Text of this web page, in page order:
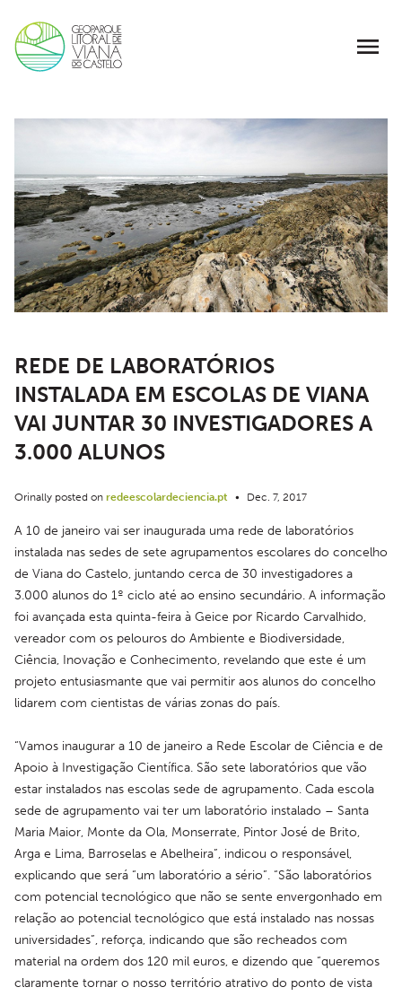
REDE DE LABORATÓRIOS
INSTALADA EM ESCOLAS DE VIANA
VAI JUNTAR 30 INVESTIGADORES A
3.000 ALUNOS
Orinally posted on redeescolardeciencia.pt • Dec. 7, 2017
A 10 de janeiro vai ser inaugurada uma rede de laboratórios
instalada nas sedes de sete agrupamentos escolares do concelho
de Viana do Castelo, juntando cerca de 30 investigadores a
3.000 alunos do 1º ciclo até ao ensino secundário. A informação
foi avançada esta quinta-feira à Geice por Ricardo Carvalhido,
vereador com os pelouros do Ambiente e Biodiversidade,
Ciência, Inovação e Conhecimento, revelando que este é um
projeto entusiasmante que vai permitir aos alunos do concelho
lidarem com cientistas de várias zonas do país.
“Vamos inaugurar a 10 de janeiro a Rede Escolar de Ciência e de
Apoio à Investigação Científica. São sete laboratórios que vão
estar instalados nas escolas sede de agrupamento. Cada escola
sede de agrupamento vai ter um laboratório instalado – Santa
Maria Maior, Monte da Ola, Monserrate, Pintor José de Brito,
Arga e Lima, Barroselas e Abelheira”, indicou o responsável,
explicando que será “um laboratório a sério”. “São laboratórios
com potencial tecnológico que não se sente envergonhado em
relação ao potencial tecnológico que está instalado nas nossas
universidades”, reforça, indicando que são recheados com
material na ordem dos 120 mil euros, e dizendo que “queremos
claramente tornar o nosso território atrativo do ponto de vista